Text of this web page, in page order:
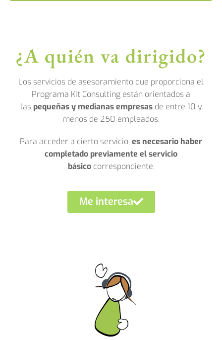
¿A quién va dirigido?
Los servicios de asesoramiento que proporciona el
Programa Kit Consulting están orientados a
las pequeñas y medianas empresasde entre 10 y
menos de 250 empleados.
Para acceder a cierto servicio, es necesario haber
completado previamente el servicio
básicocorrespondiente.
Me interesa